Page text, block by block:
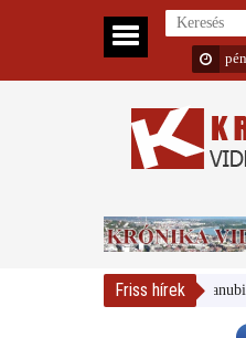
Friss hírek
Nemzeti Galéria és a Danubia